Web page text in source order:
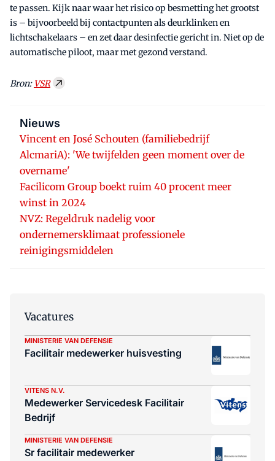
te passen. Kijk naar waar het risico op besmetting het grootst
is – bijvoorbeeld bij contactpunten als deurklinken en
lichtschakelaars – en zet daar desinfectie gericht in. Niet op de
automatische piloot, maar met gezond verstand.
Bron: VSR
Nieuws
Vincent en José Schouten (familiebedrijf
AlcmariA): 'We twijfelden geen moment over de
overname'
Facilicom Group boekt ruim 40 procent meer
winst in 2024
NVZ: Regeldruk nadelig voor
ondernemersklimaat professionele
reinigingsmiddelen
Vacatures
MINISTERIE VAN DEFENSIE
Facilitair medewerker huisvesting
VITENS N.V.
Medewerker Servicedesk Facilitair
Bedrijf
MINISTERIE VAN DEFENSIE
Sr facilitair medewerker